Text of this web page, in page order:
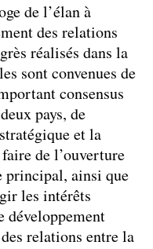
de l’élan à
des relations
réalisés dans la
sont convenues de
consensus
pays, de
et la
de l’ouverture
principal, ainsi que
les intérêts
développement
relations entre la